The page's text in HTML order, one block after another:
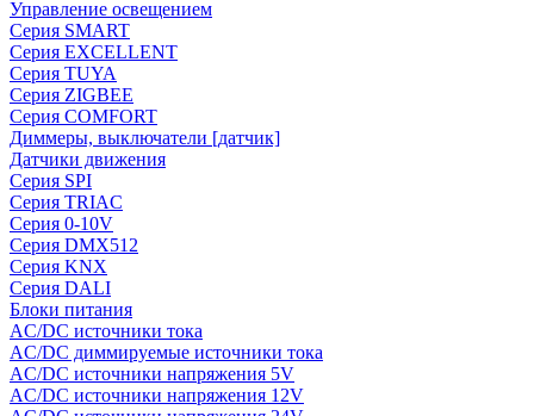
Управление освещением
Серия SMART
Серия EXCELLENT
Серия TUYA
Серия ZIGBEE
Серия COMFORT
Диммеры, выключатели [датчик]
Датчики движения
Серия SPI
Серия TRIAC
Серия 0-10V
Серия DMX512
Серия KNX
Серия DALI
Блоки питания
AC/DC источники тока
AC/DC диммируемые источники тока
AC/DC источники напряжения 5V
AC/DC источники напряжения 12V